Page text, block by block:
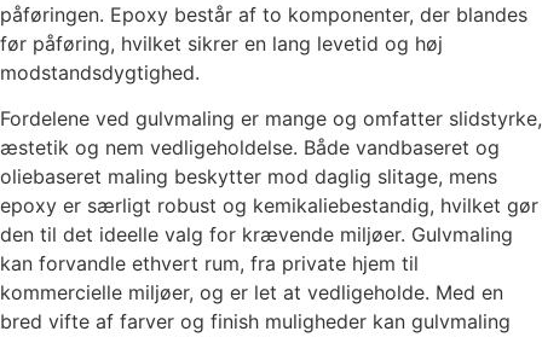
påføringen. Epoxy består af to komponenter, der blandes
før påføring, hvilket sikrer en lang levetid og høj
modstandsdygtighed.
Fordelene ved gulvmaling er mange og omfatter slidstyrke,
æstetik og nem vedligeholdelse. Både vandbaseret og
oliebaseret maling beskytter mod daglig slitage, mens
epoxy er særligt robust og kemikaliebestandig, hvilket gør
den til det ideelle valg for krævende miljøer. Gulvmaling
kan forvandle ethvert rum, fra private hjem til
kommercielle miljøer, og er let at vedligeholde. Med en
bred vifte af farver og finish muligheder kan gulvmaling